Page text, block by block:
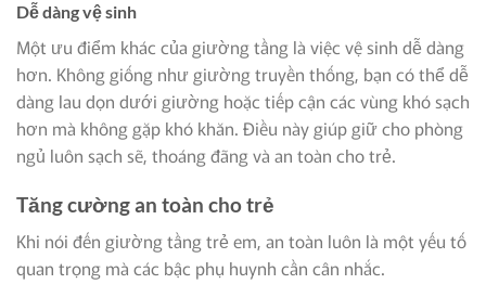
Dễ dàng vệ sinh
Một ưu điểm khác của giường tầng là việc vệ sinh dễ dàng
hơn. Không giống như giường truyền thống, bạn có thể dễ
dàng lau dọn dưới giường hoặc tiếp cận các vùng khó sạch
hơn mà không gặp khó khăn. Điều này giúp giữ cho phòng
ngủ luôn sạch sẽ, thoáng đãng và an toàn cho trẻ.
Tăng cường an toàn cho trẻ
Khi nói đến giường tầng trẻ em, an toàn luôn là một yếu tố
quan trọng mà các bậc phụ huynh cần cân nhắc.